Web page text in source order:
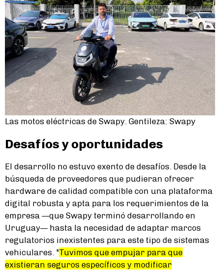
Las motos eléctricas de Swapy. Gentileza: Swapy
Desafíos y oportunidades
El desarrollo no estuvo exento de desafíos. Desde la
búsqueda de proveedores que pudieran ofrecer
hardware de calidad compatible con una plataforma
digital robusta y apta para los requerimientos de la
empresa —que Swapy terminó desarrollando en
Uruguay— hasta la necesidad de adaptar marcos
regulatorios inexistentes para este tipo de sistemas
vehiculares. "Tuvimos que empujar para que
existieran seguros específicos y modificar